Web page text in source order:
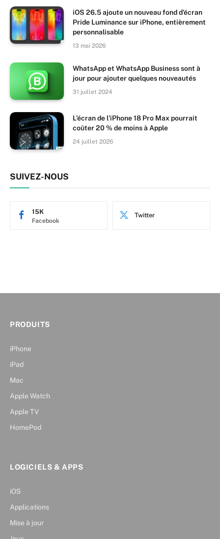
iOS 26.5 ajoute un nouveau fond d’écran
Pride Luminance sur iPhone, entièrement
personnalisable
13 mai 2026
WhatsApp et WhatsApp Business sont à
jour pour ajouter quelques nouveautés
31 juillet 2024
L’écran de l’iPhone 18 Pro Max pourrait
coûter 20 % de moins à Apple
24 juillet 2026
SUIVEZ-NOUS
Facebook
15K Twitter
PRODUITS
iPhone
iPad
Mac
Apple Watch
Apple TV
HomePod
LOGICIELS & APPS
iOS
Applications
Mise à jour